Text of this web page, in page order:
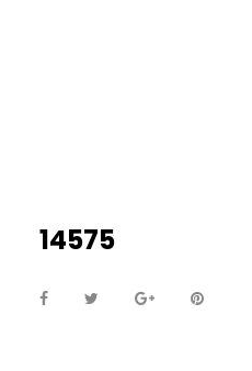
14575